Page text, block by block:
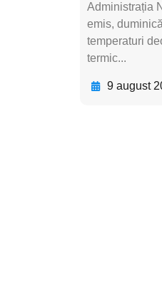
Administrația
emis,
temperaturi
termic...
9 august